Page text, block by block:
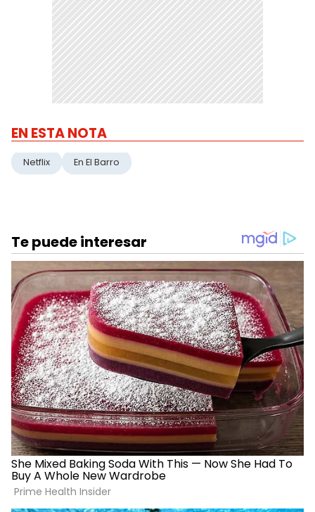
EN ESTA NOTA
Netflix En El Barro